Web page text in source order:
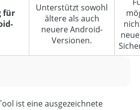
für
Unterstützt sowohl
ältere als auch
neuere Android-
Versionen.
ist eine ausgezeichnete